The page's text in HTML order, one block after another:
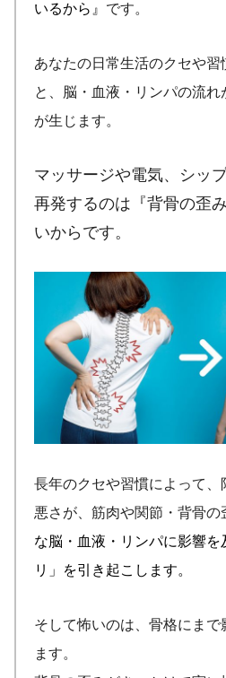
いるから』 です。
あなたの日常生活のクセや
と、脳・血液・リンパの流
が生じます。
マッサージや電気、シッ
再発するのは『背骨の歪
いからです。
長年のクセや習慣によって
悪さが、筋肉や関節・背骨の
な脳・血液・リンパに影響
リ」を引き起こします。
そして怖いのは、骨格にま
ます。